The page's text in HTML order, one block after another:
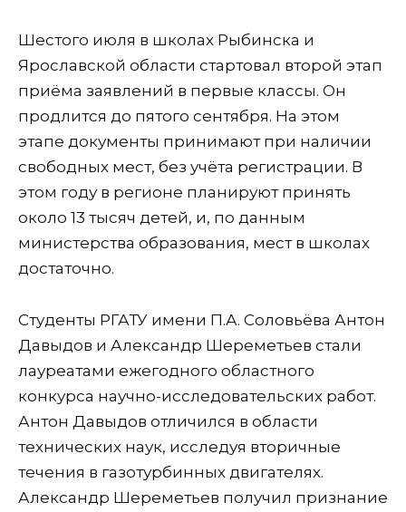
Шестого июля в школах Рыбинска и
Ярославской области стартовал второй этап
приёма заявлений в первые классы. Он
продлится до пятого сентября. На этом
этапе документы принимают при наличии
свободных мест, без учёта регистрации. В
этом году в регионе планируют принять
около 13 тысяч детей, и, по данным
министерства образования, мест в школах
достаточно.
Студенты РГАТУ имени П.А. Соловьёва Антон
Давыдов и Александр Шереметьев стали
лауреатами ежегодного областного
конкурса научно-исследовательских работ.
Антон Давыдов отличился в области
технических наук, исследуя вторичные
течения в газотурбинных двигателях.
Александр Шереметьев получил признание